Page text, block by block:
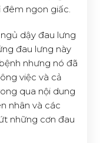
đêm ngon giấc.
dậy đau lưng
đau lưng này
nhưng nó đã
việc và cả
qua nội dung
nhân và các
những cơn đau